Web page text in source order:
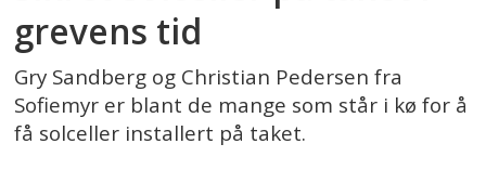
grevens tid
Gry Sandberg og Christian Pedersen fra
Sofiemyr er blant de mange som står i kø for å
få solceller installert på taket.